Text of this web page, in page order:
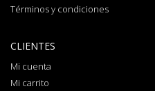
Términos y condiciones
CLIENTES
Mi cuenta
Mi carrito